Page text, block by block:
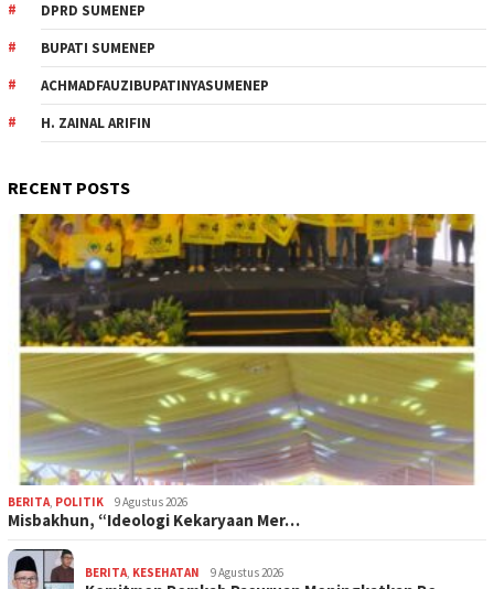
DPRD SUMENEP
BUPATI SUMENEP
ACHMADFAUZIBUPATINYASUMENEP
H. ZAINAL ARIFIN
RECENT POSTS
BERITA, POLITIK 9 Agustus 2026
Misbakhun, “Ideologi Kekaryaan Mer…
BERITA, KESEHATAN 9 Agustus 2026